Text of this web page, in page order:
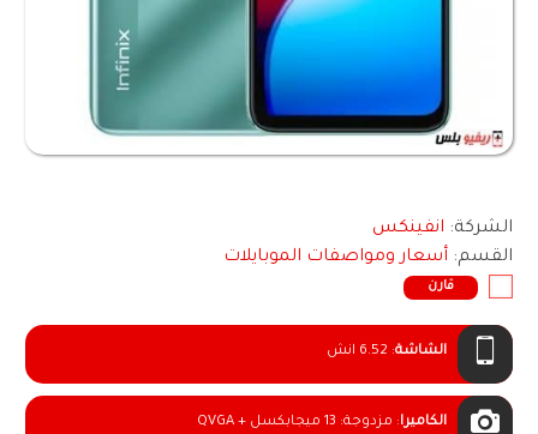
الشركة: انفينكس
القسم: أسعار ومواصفات الموبايلات
قارن
الشاشة: 6.52 انش
الكاميرا: مزدوجة: 13 ميجابكسل + QVGA